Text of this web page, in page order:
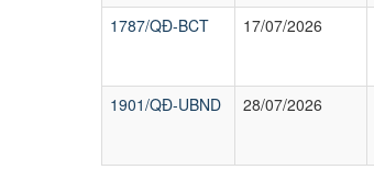
1787/QĐ-BCT
17/07/2026
1901/QĐ-UBND
28/07/2026